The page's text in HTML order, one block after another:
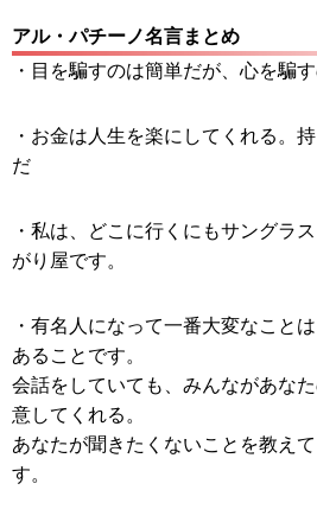
アル・パチーノ名言まとめ
・目を騙すのは簡単だが、心を騙
・お金は人生を楽にしてくれる。
だ
・私は、どこに行くにもサングラ
がり屋です。
・有名人になって一番大変なこと
あることです。
会話をしていても、みんながあな
意してくれる。
あなたが聞きたくないことを教え
す。